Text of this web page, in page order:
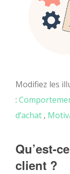
Modifiez les
:
d’achat ,
Qu’est-
client ?